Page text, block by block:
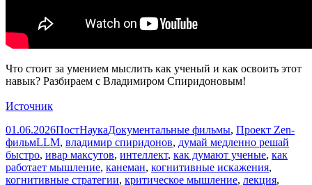
Что стоит за умением мыслить как ученый и как освоить этот
навык? Разбираем с Владимиром Спиридоновым!
Источник
Опубликовано
01.06.2026Автор
ПостНаукаРубрики
Документальные фильмы, Проект Zen-
фильмМетки
LLM, владимир спиридонов, думай медленно решай
быстро, ивар максутов, интеллект, как думают ученые, как
работает мышление, канеман, когнитивные искажения,
когнитивные стратегии, критическое мышление, лекция,